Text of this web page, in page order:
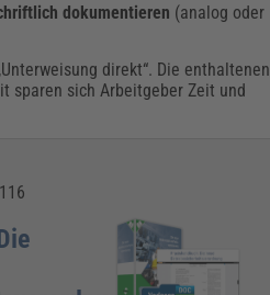
dokumentieren (analog oder
direkt“. Die enthaltenen
sparen sich Arbeitgeber Zeit und